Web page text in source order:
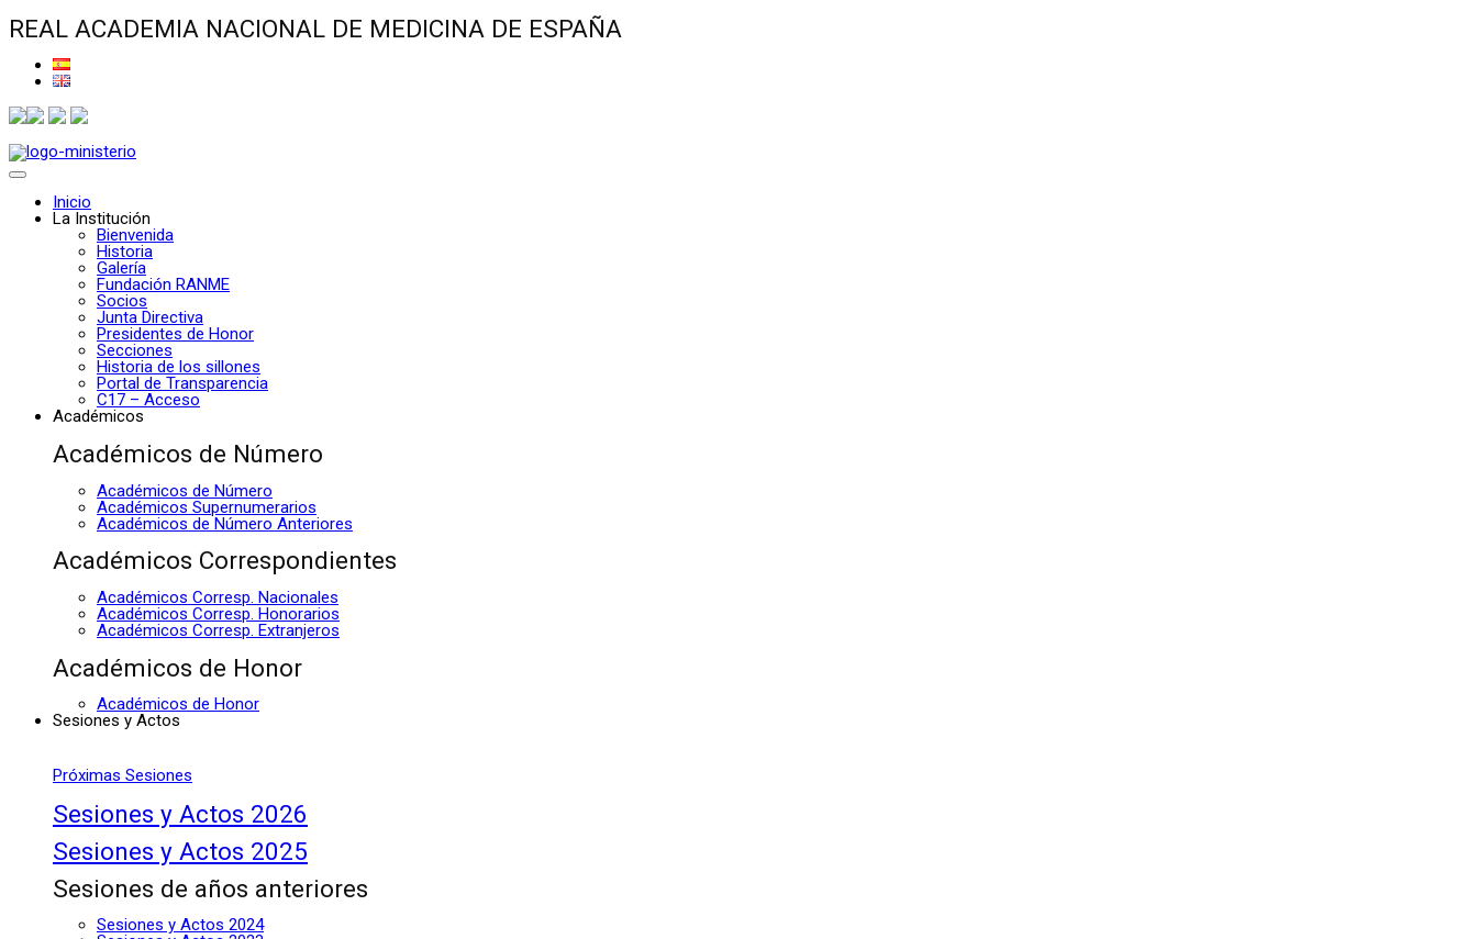
REAL ACADEMIA NACIONAL DE MEDICINA DE ESPAÑA
Inicio
La Institución
Bienvenida
Historia
Galería
Fundación RANME
Socios
Junta Directiva
Presidentes de Honor
Secciones
Historia de los sillones
Portal de Transparencia
C17 – Acceso
Académicos
Académicos de Número
Académicos de Número
Académicos Supernumerarios
Académicos de Número Anteriores
Académicos Correspondientes
Académicos Corresp. Nacionales
Académicos Corresp. Honorarios
Académicos Corresp. Extranjeros
Académicos de Honor
Académicos de Honor
Sesiones y Actos
Próximas Sesiones
Sesiones y Actos 2026
Sesiones y Actos 2025
Sesiones de años anteriores
Sesiones y Actos 2024